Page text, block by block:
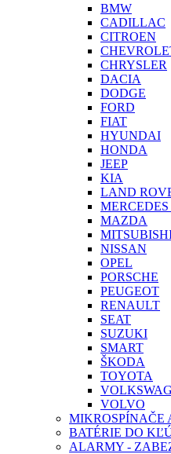
BMW
CADILLAC
CITROEN
CHRYSLER
DACIA
DODGE
FORD
FIAT
HYUNDAI
HONDA
JEEP
KIA
LAND
MAZDA
NISSAN
OPEL
PORSCHE
PEUGEOT
RENAULT
SEAT
SUZUKI
SMART
ŠKODA
TOYOTA
VOLVO
MIKROSPÍNAČE
BATÉRIE DO
ALARMY -